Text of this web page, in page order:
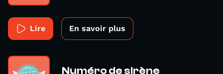
Lire En savoir plus
Numéro de sirène